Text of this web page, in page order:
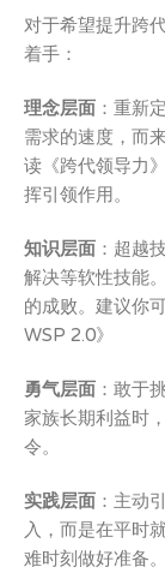
对于希望提升跨
着手：
理念层面 ：重新
需求的速度，而
读《跨代领导力
挥引领作用。
知识层面 ：超越
解决等软性技能
的成败。建议你
WSP 2.0》
勇气层面 ：敢于
家族长期利益时
令。
实践层面 ：主动
入，而是在平时
难时刻做好准备。